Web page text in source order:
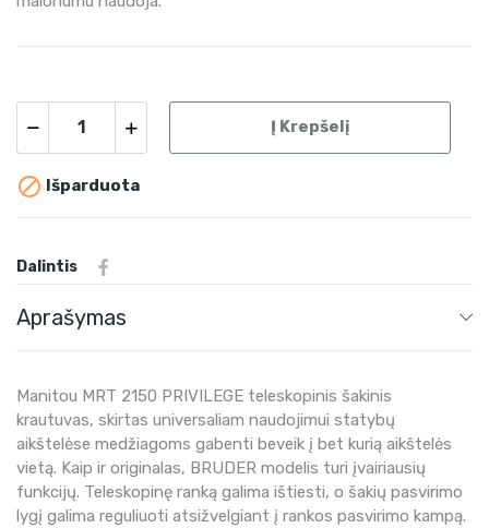
Į Krepšelį
 Išparduota
Dalintis
Aprašymas
Manitou MRT 2150 PRIVILEGE teleskopinis šakinis
krautuvas, skirtas universaliam naudojimui statybų
aikštelėse medžiagoms gabenti beveik į bet kurią aikštelės
vietą. Kaip ir originalas, BRUDER modelis turi įvairiausių
funkcijų. Teleskopinę ranką galima ištiesti, o šakių pasvirimo
lygį galima reguliuoti atsižvelgiant į rankos pasvirimo kampą.